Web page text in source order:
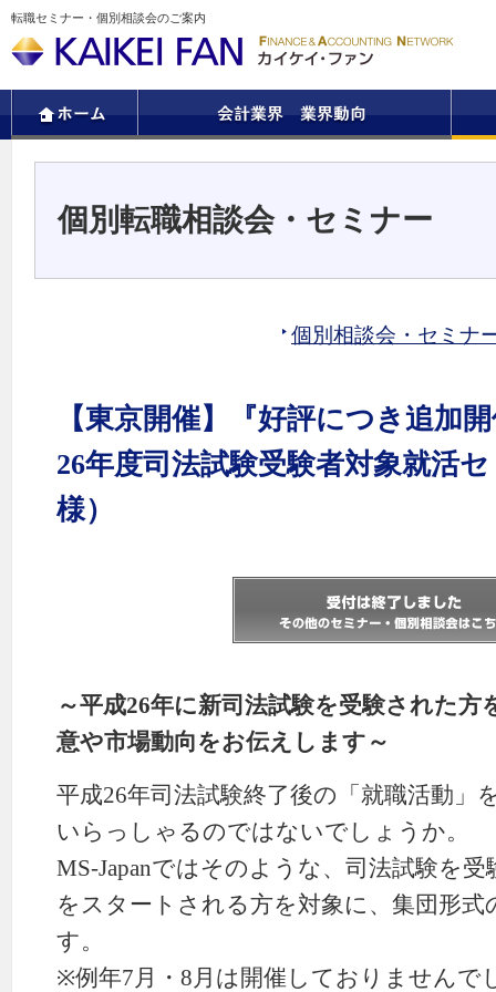
転職セミナー・個別相談会のご案内
個別転職相談会・セミナー
個別相談会・セミナ
【東京開催】『好評につき追加
26年度司法試験受験者対象就活
様）
～平成26年に新司法試験を受験された方
意や市場動向をお伝えします～
平成26年司法試験終了後の「就職活動」
いらっしゃるのではないでしょうか。
MS-Japanではそのような、司法試験を
をスタートされる方を対象に、集団形
す。
※例年7月・8月は開催しておりませんで